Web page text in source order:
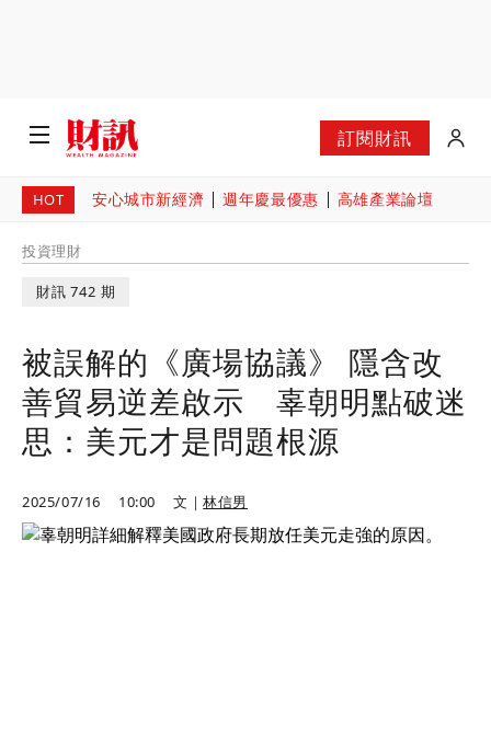
訂閱財訊
HOT 安心城市新經濟 週年慶最優惠 高雄產業論壇
投資理財
財訊 742 期
被誤解的《廣場協議》 隱含改
善貿易逆差啟示 辜朝明點破迷
思：美元才是問題根源
2025/07/16 10:00 文｜林信男